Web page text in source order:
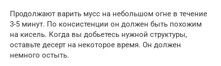
Продолжают варить мусс на небольшом огне в течение
3-5 минут. По консистенции он должен быть похожим
на кисель. Когда вы добьетесь нужной структуры,
оставьте десерт на некоторое время. Он должен
немного остыть.